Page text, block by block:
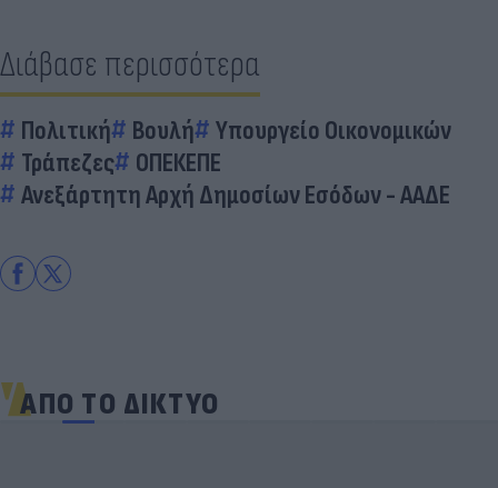
Διάβασε περισσότερα
Πολιτική Βουλή
Υπουργείο Οικονομικών
Τράπεζες
ΟΠΕΚΕΠΕ
Ανεξάρτητη Αρχή Δημοσίων Εσόδων - ΑΑΔΕ
ΑΠΟ ΤΟ ΔΙΚΤΥΟ